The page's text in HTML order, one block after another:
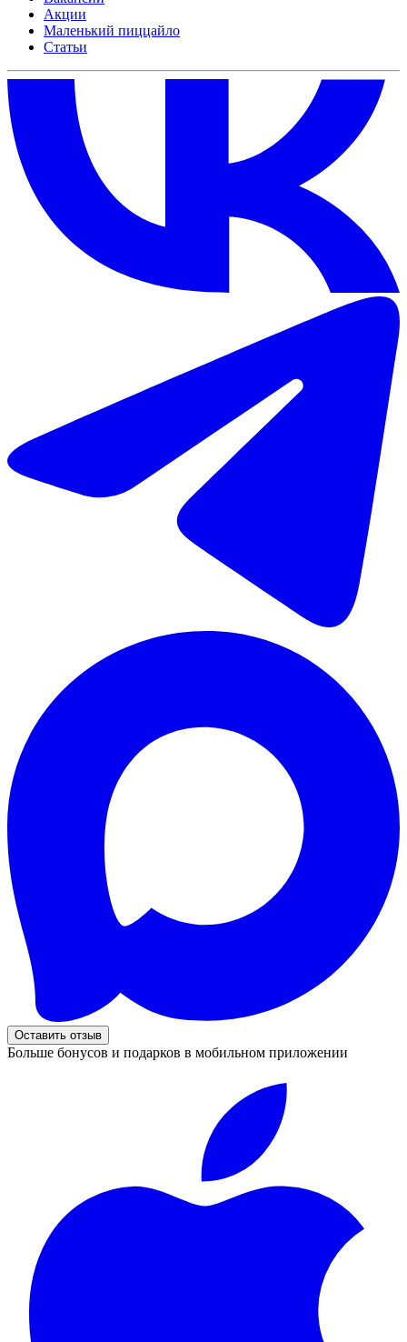
Акции
Маленький пиццайло
Статьи
Оставить отзыв
Больше бонусов и подарков в мобильном приложении